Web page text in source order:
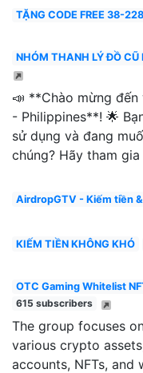
TẶNG CODE FREE 38-
NHÓM THANH LÝ ĐỒ
📣 **Chào mừng
- Philippines**! 🌟
sử dụng và đang
chúng? Hãy tham
AirdropGTV - Kiếm tiền
KIẾM TIỀN KHÔNG KHÓ
OTC Gaming Whitelist
615 subscribers
The group focuses
various crypto
accounts, NFTs,